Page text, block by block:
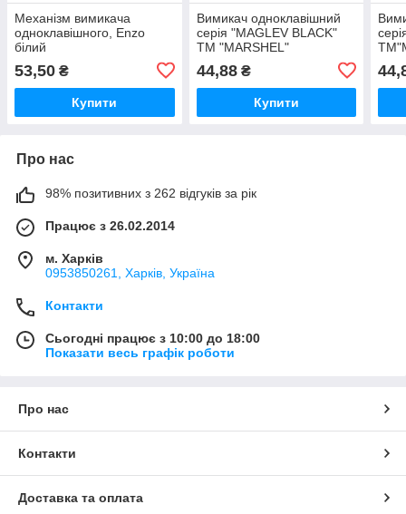
Механізм вимикача
одноклавішного, Enzo
білий
53,50 ₴
Купити
Вимикач одноклавішний
серія "MAGLEV BLACK"
ТМ "MARSHEL"
44,88₴
Купити
Про нас
98% позитивних з 262 відгуків за рік
Працює з 26.02.2014
м. Харків
0953850261, Харків, Україна
Контакти
Сьогодні працює з 10:00 до 18:00
Показати весь графік роботи
Про нас
Контакти
Доставка та оплата